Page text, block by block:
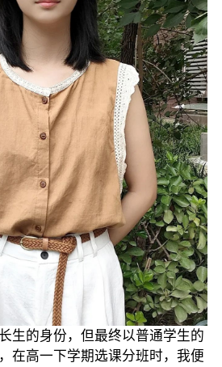
生的身份，但最终以普通学生的
在高一下学期选课分班时，我便